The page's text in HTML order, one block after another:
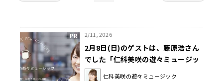
2/11, 2026
2月8日(日)のゲストは、藤原浩さん
でした「仁科美咲の遊々ミュージッ
ク」
仁科美咲の遊々ミュージック